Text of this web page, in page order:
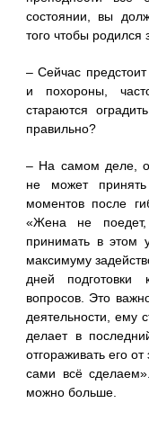
состоянии, вы
того чтобы родился
– Сейчас
и похороны,
стараются
правильно?
– На самом деле,
не может
моментов после
«Жена не
принимать в этом
максимуму
дней
вопросов. Это
деятельности, ему
делает в
отгораживать его
сами всё
можно больше.